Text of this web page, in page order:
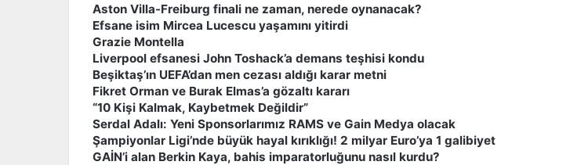
Aston Villa-Freiburg finali ne zaman, nerede oynanacak?
Efsane isim Mircea Lucescu yaşamını yitirdi
Grazie Montella
Liverpool efsanesi John Toshack’a demans teşhisi kondu
Beşiktaş’ın UEFA’dan men cezası aldığı karar metni
Fikret Orman ve Burak Elmas’a gözaltı kararı
“10 Kişi Kalmak, Kaybetmek Değildir”
Serdal Adalı: Yeni Sponsorlarımız RAMS ve Gain Medya olacak
Şampiyonlar Ligi’nde büyük hayal kırıklığı! 2 milyar Euro’ya 1 galibiyet
GAİN’i alan Berkin Kaya, bahis imparatorluğunu nasıl kurdu?